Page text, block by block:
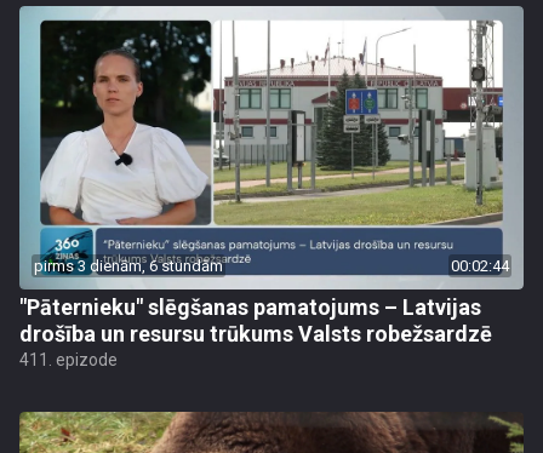
pirms 3 dienām, 6 stundām 00:02:44
"Pāternieku" slēgšanas pamatojums – Latvijas
drošība un resursu trūkums Valsts robežsardzē
411. epizode